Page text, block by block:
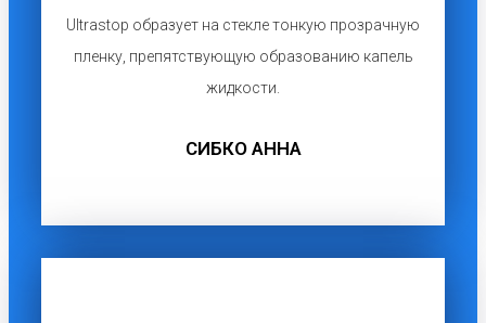
Ultrastop образует на стекле тонкую прозрачную
пленку, препятствующую образованию капель
жидкости.
СИБКО АННА